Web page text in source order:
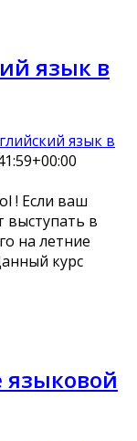
язык в
язык в
! Если ваш
выступать в
на летние
курс
языковой